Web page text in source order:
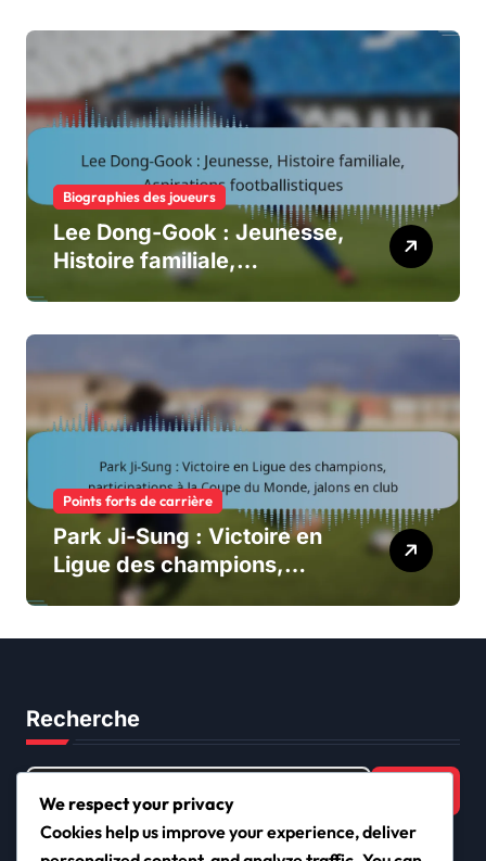
Biographies des joueurs
Lee Dong-Gook : Jeunesse,
Histoire familiale,
Aspirations footballistiques
Points forts de carrière
Park Ji-Sung : Victoire en
Ligue des champions,
participations à la Coupe du
Recherche
Search
for:
We respect your privacy
Cookies help us improve your experience, deliver